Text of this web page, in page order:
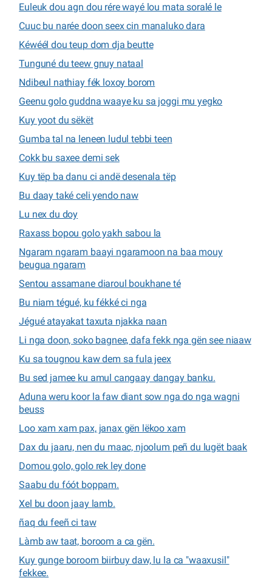
Euleuk dou agn dou rére wayé lou mata soralé le
Cuuc bu narée doon seex cin manaluko dara
Kéwéél dou teup dom dja beutte
Tunguné du teew gnuy nataal
Ndibeul nathiay fék loxoy borom
Geenu golo guddna waaye ku sa joggi mu yegko
Kuy yoot du sëkët
Gumba tal na leneen ludul tebbi teen
Cokk bu saxee demi sek
Kuy tëp ba danu ci andë desenala tëp
Bu daay také celi yendo naw
Lu nex du doy
Raxass bopou golo yakh sabou la
Ngaram ngaram baayi ngaramoon na baa mouy
beugua ngaram
Sentou assamane diaroul boukhane té
Bu niam tégué, ku fékké ci nga
Jégué atayakat taxuta njakka naan
Li nga doon, soko bagnee, dafa fekk nga gën see niaaw
Ku sa tougnou kaw dem sa fula jeex
Bu sed jamee ku amul cangaay dangay banku.
Aduna weru koor la faw diant sow nga do nga wagni
beuss
Loo xam xam pax, janax gën lëkoo xam
Dax du jaaru, nen du maac, njoolum peñ du lugët baak
Domou golo, golo rek ley done
Saabu du fóót boppam.
Xel bu doon jaay lamb.
ñaq du feeñ ci taw
Làmb aw taat, boroom a ca gën.
Kuy gunge boroom biirbuy daw, lu la ca "waaxusil"
fekkee.